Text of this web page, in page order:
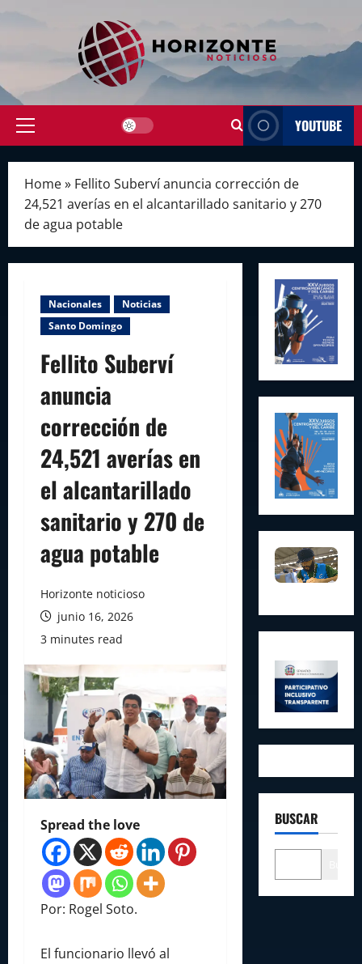
Primary
YOUTUBE
Home» Fellito Suberví anuncia corrección de
24,521 averías en el alcantarillado sanitario y 270
de agua potable
Nacionales
Noticias
Santo Domingo
Fellito Suberví
anuncia
corrección de
24,521 averías en
el alcantarillado
sanitario y 270 de
agua potable
Horizonte noticioso
junio 16, 2026
3 minutes read
Spread the love
Por: Rogel Soto.
El funcionario llevó al
BUSCAR